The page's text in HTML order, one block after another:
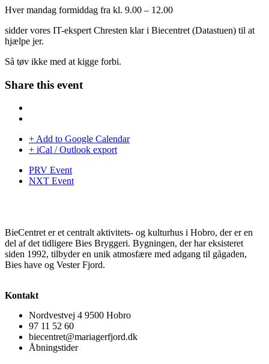
Hver mandag formiddag fra kl. 9.00 – 12.00
sidder vores IT-ekspert Chresten klar i Biecentret (Datastuen) til at
hjælpe jer.
Så tøv ikke med at kigge forbi.
Share this event
+ Add to Google Calendar
+ iCal / Outlook export
PRV Event
NXT Event
BieCentret er et centralt aktivitets- og kulturhus i Hobro, der er en
del af det tidligere Bies Bryggeri. Bygningen, der har eksisteret
siden 1992, tilbyder en unik atmosfære med adgang til gågaden,
Bies have og Vester Fjord.
Kontakt
Nordvestvej 4 9500 Hobro
97 11 52 60
biecentret@mariagerfjord.dk
Åbningstider